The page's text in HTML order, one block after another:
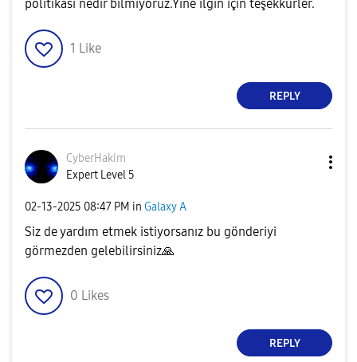
politikası nedir bilmiyoruz.Yine ilgin için teşekkürler.
1 Like
REPLY
CyberHakim
Expert Level 5
‎02-13-2025 08:47 PM in Galaxy A
Siz de yardım etmek istiyorsanız bu gönderiyi
görmezden gelebilirsiniz🙏
0 Likes
REPLY